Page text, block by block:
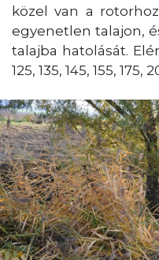
közel van a
egyenetlen talajon,
talajba hatolását.
125, 135, 145, 155, 175,